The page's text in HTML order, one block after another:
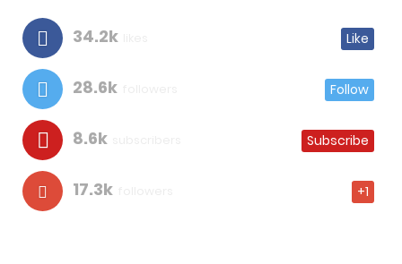
34.2k Like
28.6k Follow
8.6k Subscribe
17.3k +1